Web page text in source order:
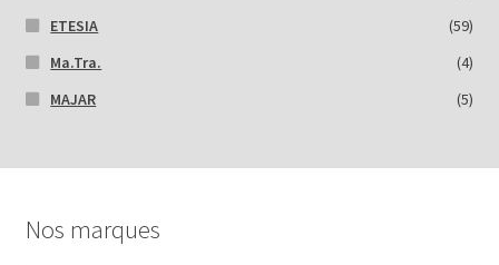
ETESIA
(59)
Ma.Tra.
(4)
MAJAR
(5)
Nos marques